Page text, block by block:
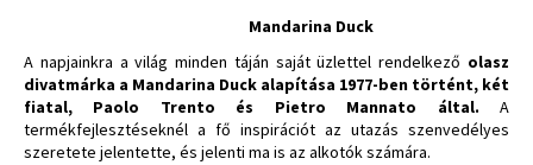
Mandarina Duck
A napjainkra a világ minden táján saját üzlettel rendelkező olasz
divatmárka a Mandarina Duck alapítása 1977-ben történt, két
fiatal, Paolo Trento és Pietro Mannato által. A
termékfejlesztéseknél a fő inspirációt az utazás szenvedélyes
szeretete jelentette, és jelenti ma is az alkotók számára.